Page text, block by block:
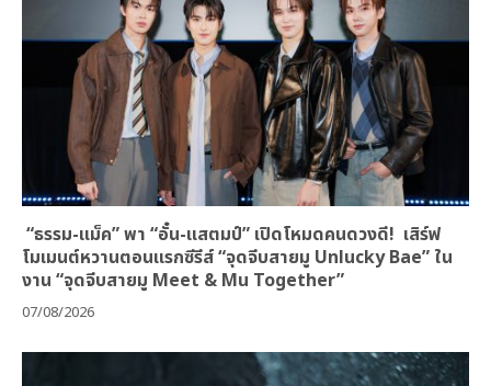
“ธรรม-แม็ค” พา “อั๋น-แสตมป์” เปิดโหมดคนดวงดี! เสิร์ฟ
โมเมนต์หวานตอนแรกซีรีส์ “จุดจีบสายมู Unlucky Bae” ใน
งาน “จุดจีบสายมู Meet & Mu Together”
07/08/2026